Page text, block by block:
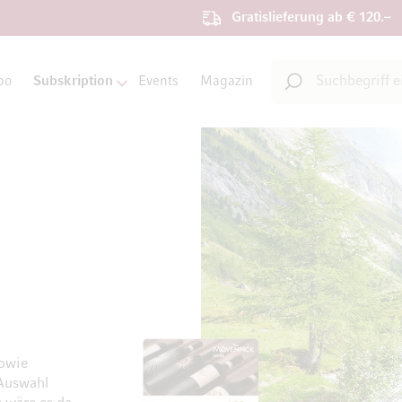
Gratislieferung ab € 120.–
Subskription Events Magazin
Suche
Zum Ende der Bildgalerie springen
Zum Anfang der